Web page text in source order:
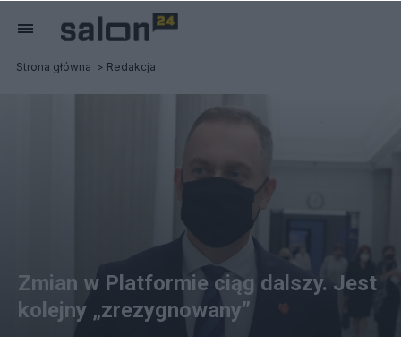
Strona główna Redakcja
Zmian w Platformie ciąg dalszy. Jest
kolejny „zrezygnowany”